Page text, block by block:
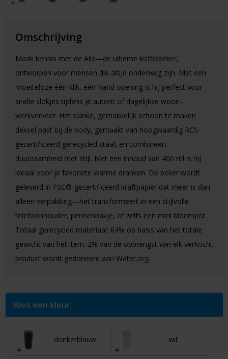
Omschrijving
Maak kennis met de Alix—de ultieme koffiebeker,
ontworpen voor mensen die altijd onderweg zijn. Met een
moeiteloze één-klik, één-hand opening is hij perfect voor
snelle slokjes tijdens je autorit of dagelijkse woon-
werkverkeer. Het slanke, gemakkelijk schoon te maken
deksel past bij de body, gemaakt van hoogwaardig RCS-
gecertificeerd gerecycled staal, en combineert
duurzaamheid met stijl. Met een inhoud van 400 ml is hij
ideaal voor je favoriete warme dranken. De beker wordt
geleverd in FSC®-gecertificeerd kraftpapier dat meer is dan
alleen verpakking—het transformeert in een stijlvolle
telefoonhouder, pennenbakje, of zelfs een mini bloempot.
Totaal gerecycled materiaal: 64% op basis van het totale
gewicht van het item. 2% van de opbrengst van elk verkocht
product wordt gedoneerd aan Water.org.
Kies een kleur
donkerblauw wit